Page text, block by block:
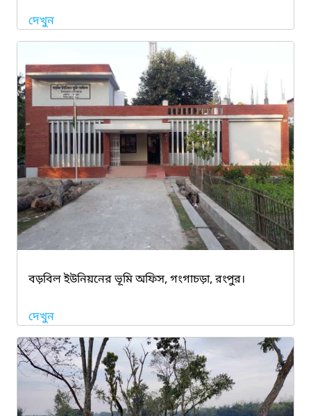
দেখুন
বড়বিল ইউনিয়নের ভূমি অফিস, গংগাচড়া, রংপুর।
দেখুন